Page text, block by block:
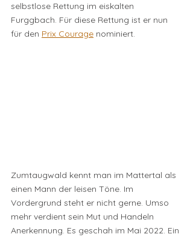
selbstlose Rettung im eiskalten
Furggbach. Für diese Rettung ist er nun
für den Prix Courage nominiert.
Zumtaugwald kennt man im Mattertal als
einen Mann der leisen Töne. Im
Vordergrund steht er nicht gerne. Umso
mehr verdient sein Mut und Handeln
Anerkennung. Es geschah im Mai 2022. Ein